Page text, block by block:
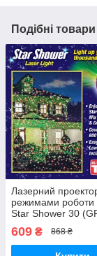
Подібні
Лазерний
режимами роботи
Star Shower 30
609 ₴ 868 ₴